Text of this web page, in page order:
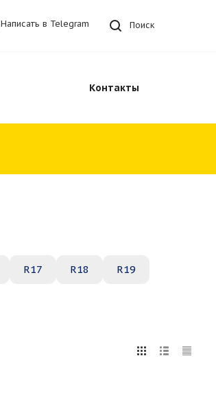
Поиск
Написать в Telegram
Контакты
R17 R18 R19